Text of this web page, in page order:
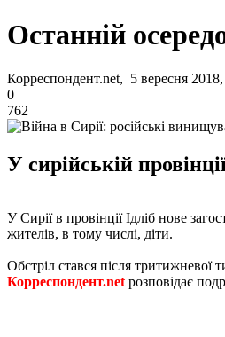
Останній
Корреспондент.net, 5 вересня
0
762
У сирійській
У Сирії в провінції Ідліб нове
жителів, в тому числі, діти.
Обстріл стався після тритижневої
Корреспондент.net розповідає